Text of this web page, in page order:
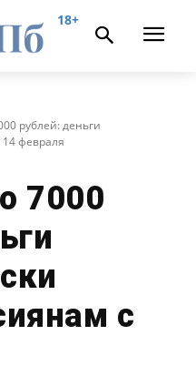
18+
рублей: деньги
февраля
7000
с